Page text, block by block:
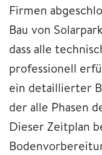
Firmen
Bau von
dass alle
professionell
ein detaillierter
der alle Phasen
Dieser Zeitplan